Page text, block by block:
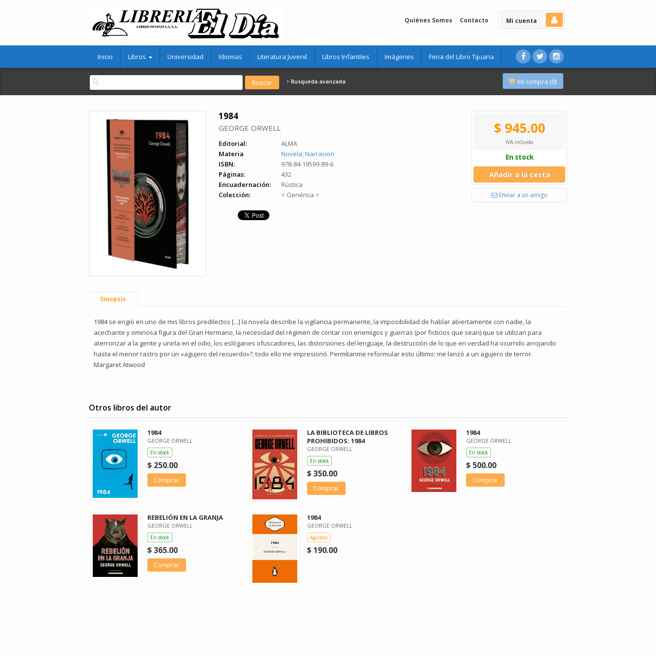
Mi cuenta
Quiénes Somos Contacto
Inicio Libros Universidad Idiomas Literatura Juvenil Libros Infantiles Imágenes Feria del Libro Tijuana
Busqueda avanzada Mi compra (0)
1984
GEORGE ORWELL
Editorial:
ALMA
Materia
Novela, Narracion
ISBN:
978-84-19599-89-6
Páginas:
432
Encuadernación:
Rústica
Colección:
< Genérica >
$ 945.00
IVA incluido
En stock
Añadir a la cesta
Enviar a un amigo
Sinopsis
1984 se erigió en uno de mis libros predilectos [...] la novela describe la vigilancia permanente, la imposibilidad de hablar abiertamente con nadie, la
acechante y ominosa figura del Gran Hermano, la necesidad del régimen de contar con enemigos y guerras (por ficticios que sean) que se utilizan para
aterrorizar a la gente y unirla en el odio, los eslóganes ofuscadores, las distorsiones del lenguaje, la destrucción de lo que en verdad ha ocurrido arrojando
hasta el menor rastro por un «agujero del recuerdo»?; todo ello me impresionó. Permítanme reformular esto último: me lanzó a un agujero de terror.
Margaret Atwood
Otros libros del autor
1984
GEORGE ORWELL
En stock
$ 250.00
Comprar
LA BIBLIOTECA DE LIBROS
PROHIBIDOS: 1984
GEORGE ORWELL
En stock
$ 350.00
Comprar
1984
GEORGE ORWELL
En stock
$ 500.00
Comprar
REBELIÓN EN LA GRANJA
GEORGE ORWELL
En stock
$ 365.00
Comprar
1984
GEORGE ORWELL
Agotado
$ 190.00